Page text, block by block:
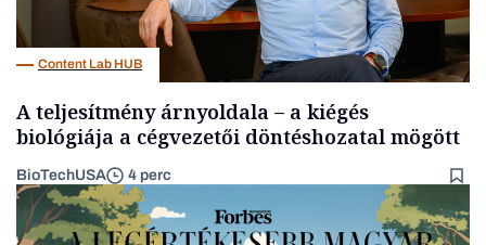
Content Lab HUB
A teljesítmény árnyoldala – a kiégés
biológiája a cégvezetői döntéshozatal mögött
BioTechUSA 4 perc